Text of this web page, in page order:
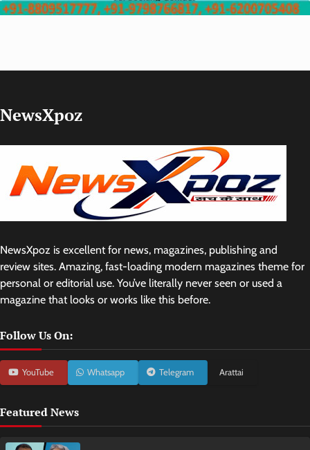
NewsXpoz
NewsXpoz is excellent for news, magazines, publishing and
review sites. Amazing, fast-loading modern magazines theme for
personal or editorial use. You’ve literally never seen or used a
magazine that looks or works like this before.
Follow Us On:
YouTube Whatsapp Telegram Arattai
Featured News